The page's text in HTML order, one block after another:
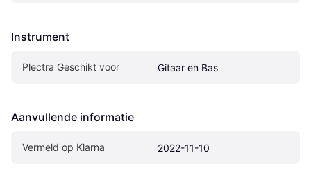
Instrument
Plectra Geschikt voor Gitaar en Bas
Aanvullende informatie
Vermeld op Klarna 2022-11-10